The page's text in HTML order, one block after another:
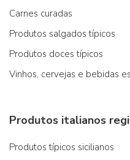
Carnes curadas
Produtos salgados típicos
Produtos doces típicos
Vinhos, cervejas e bebidas
Produtos italianos
Produtos típicos sicilianos